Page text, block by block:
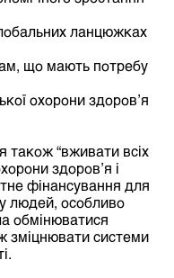
глобальних ланцюжках
що мають потребу
охорони здоров’я
також “вживати всіх
здоров’я і
фінансування для
людей, особливо
обмінюватися
зміцнювати системи